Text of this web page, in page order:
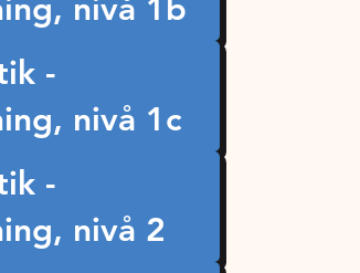
nivå 1b
-
nivå 1c
-
nivå 2